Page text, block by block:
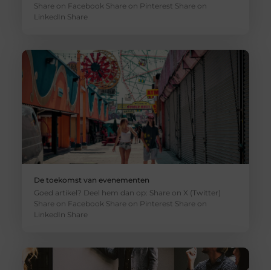
Share on Facebook Share on Pinterest Share on
LinkedIn Share
De toekomst van evenementen
Goed artikel? Deel hem dan op: Share on X (Twitter)
Share on Facebook Share on Pinterest Share on
LinkedIn Share